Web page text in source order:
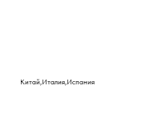
Китай,Италия,Испания